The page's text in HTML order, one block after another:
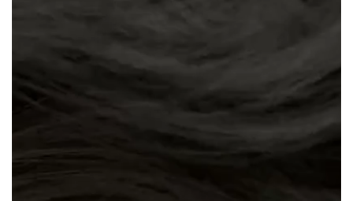
De set van Geschikt voor: medium tot dik haar
kwaliteit, wat zorgt voor een resultaat dat natuurlijk oogt
blendt met je eigen haar.
de extensions